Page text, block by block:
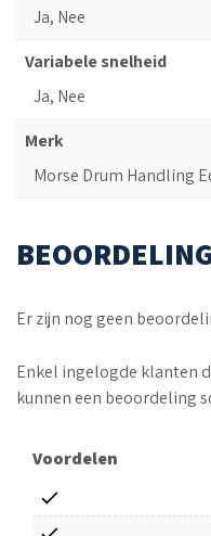
Ja, Nee
Variabele snelheid
Ja, Nee
Merk
Morse Drum Handling
Er zijn nog geen
Enkel ingelogde klanten
kunnen een beoordeling
Voordelen